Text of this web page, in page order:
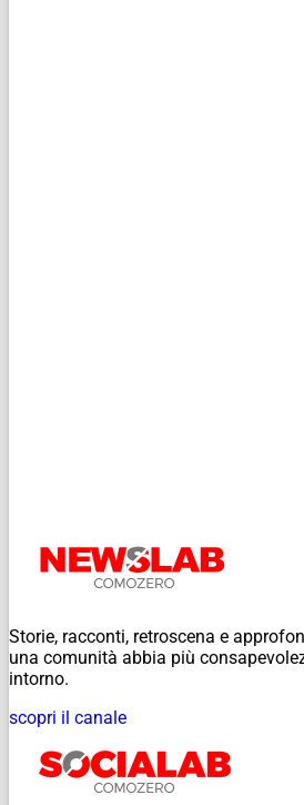
Storie, racconti, retroscena e
una comunità abbia più
intorno.
scopri il canale